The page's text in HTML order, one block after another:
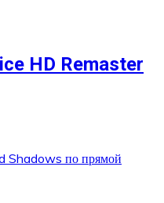
HD Remaster